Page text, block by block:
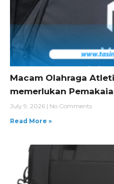
Macam Olahraga
memerlukan
July 9, 2026
No Comments
Read More »